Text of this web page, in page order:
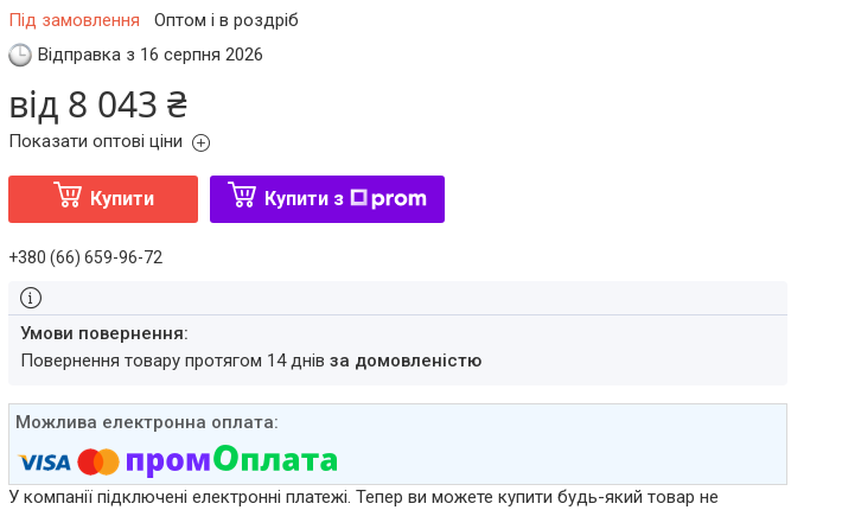
Під замовлення Оптом і в роздріб
Відправка з 16 серпня 2026
від 8 043 ₴
Показати оптові ціни
Купити Купити з
+380 (66) 659-96-72
повернення товару протягом 14 днівза домовленістю
У компанії підключені електронні платежі. Тепер ви можете купити будь-який товар не